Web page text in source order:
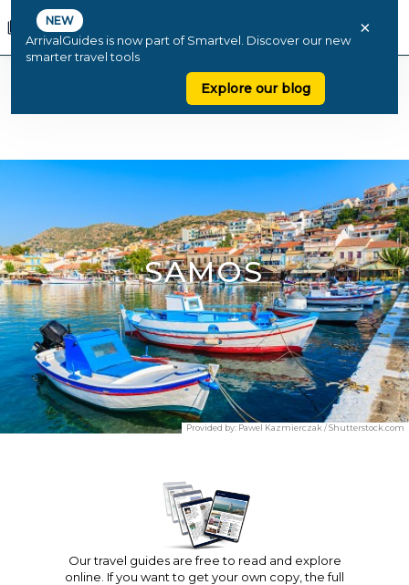
NEW
ArrivalGuides is now part of Smartvel. Discover our new
smarter travel tools
Explore our blog
×
SAMOS
Provided by: Pawel Kazmierczak / Shutterstock.com
Our travel guides are free to read and explore
online. If you want to get your own copy, the full